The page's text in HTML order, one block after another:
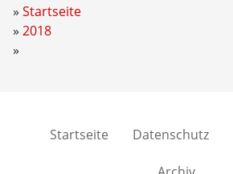
Startseite
2018
Startseite Datenschutz